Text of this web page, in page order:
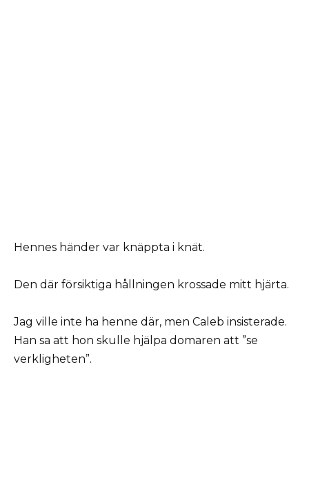
Hennes händer var knäppta i knät.
Den där försiktiga hållningen krossade mitt hjärta.
Jag ville inte ha henne där, men Caleb insisterade.
Han sa att hon skulle hjälpa domaren att ”se
verkligheten”.